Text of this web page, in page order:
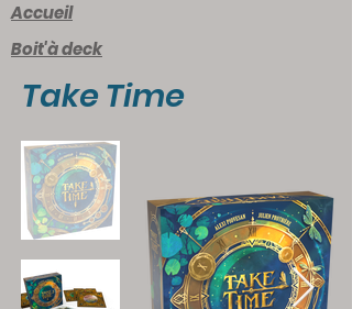
Accueil
Boit'à deck
Take Time